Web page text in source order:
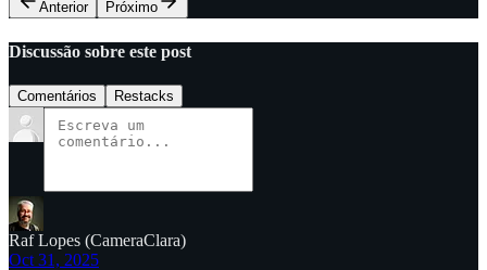
Anterior
Próximo
Discussão sobre este post
Comentários Restacks
Raf Lopes (CameraClara)
Oct 31, 2025